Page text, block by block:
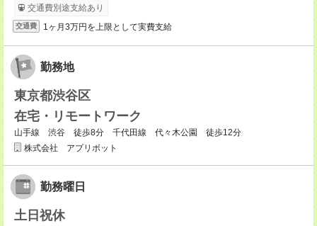
交通費別途支給あり
交通費 1ヶ月3万円を上限として実費支給
勤務地
東京都渋谷区
在宅・リモートワーク
山手線 渋谷 徒歩8分 千代田線 代々木公園 徒歩12分
株式会社 アプリボット
勤務曜日
土日祝休